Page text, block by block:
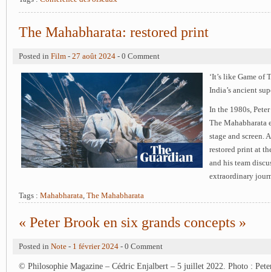
The Mahabharata: restored print
Posted in Film - 27 août 2024 - 0 Comment
‘It’s like Game of
India’s ancient
In the 1980s,
The Mahabharata
stage and screen.
restored print at
and his team
extraordinary
Tags : Mahabharata The Mahabharata
« Peter Brook en six grands concepts »
Posted in Note - 1 février 2024 - 0 Comment
© Philosophie Magazine – Cédric Enjalbert – 5 juillet 2022. Photo :